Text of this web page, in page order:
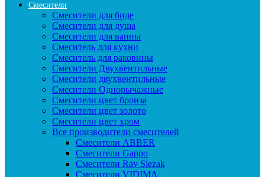
Смесители
Смесители для биде
Смесители для душа
Смесители для ванны
Смеситель для кухни
Смеситель для раковины
Смесители Двухвентильные
Смесители двухвентильные
Смесители Однорычажные
Смесители цвет бронза
Смесители цвет золото
Смесители цвет хром
Все производители смесителей
Cмесители ABBER
Cмесители Gappo
Cмесители Rav Slezak
Cмесители VIDIMA